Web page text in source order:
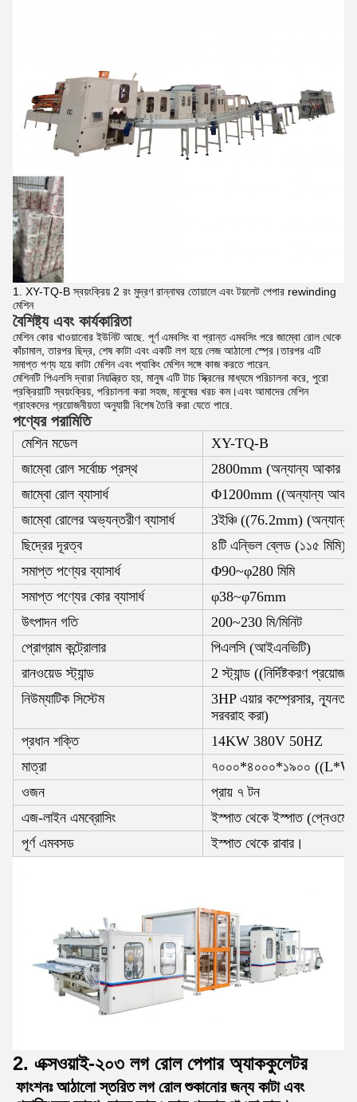
1. XY-TQ-B স্বয়ংক্রিয় 2 রং মুদ্রণ রান্নাঘর তোয়ালে এবং টয়লেট পেপার rewinding
মেশিন
বৈশিষ্ট্য এবং কার্যকারিতা
মেশিন কোর খাওয়ানোর ইউনিট আছে. পূর্ণ এমবসিং বা প্রান্ত এমবসিং পরে জাম্বো রোল থেকে
কাঁচামাল, তারপর ছিদ্র, শেষ কাটা এবং একটি লগ হয়ে লেজ আঠালো স্প্রে।তারপর এটি
সমাপ্ত পণ্য হয়ে কাটা মেশিন এবং প্যাকিং মেশিন সঙ্গে কাজ করতে পারেন.
মেশিনটি পিএলসি দ্বারা নিয়ন্ত্রিত হয়, মানুষ এটি টাচ স্ক্রিনের মাধ্যমে পরিচালনা করে, পুরো
প্রক্রিয়াটি স্বয়ংক্রিয়, পরিচালনা করা সহজ, মানুষের খরচ কম।এবং আমাদের মেশিন
গ্রাহকদের প্রয়োজনীয়তা অনুযায়ী বিশেষ তৈরি করা যেতে পারে.
পণ্যের পরামিতি
মেশিন মডেল
XY-TQ-B
জাম্বো রোল সর্বোচ্চ প্রস্থ
2800mm (অন্যান্য আকার
জাম্বো রোল ব্যাসার্ধ
Φ1200mm ((অন্যান্য আকার
জাম্বো রোলের অভ্যন্তরীণ ব্যাসার্ধ
3ইঞ্চি ((76.2mm) (অন্যান্য
ছিদ্রের দূরত্ব
৪টি এন্ভিল ব্লেড (১১৫ মিমি)
সমাপ্ত পণ্যের ব্যাসার্ধ
Φ90~φ280 মিমি
সমাপ্ত পণ্যের কোর ব্যাসার্ধ
φ38~φ76mm
উৎপাদন গতি
200~230 মি/মিনিট
প্রোগ্রাম কন্ট্রোলার
পিএলসি (আইএনভিটি)
রানওয়েড স্ট্যান্ড
2 স্ট্যান্ড ((নির্দিষ্টকরণ প্রয়োজন)
নিউম্যাটিক সিস্টেম
3HP এয়ার কম্প্রেসার, ন্যূনতম
সরবরাহ করা)
প্রধান শক্তি
14KW 380V 50HZ
মাত্রা
৭০০০*৪০০০*১৯০০
ওজন
প্রায় ৭ টন
এজ-লাইন এমব্রোসিং
ইস্পাত থেকে ইস্পাত
পূর্ণ এমবসড
ইস্পাত থেকে রাবার।
2. এক্সওয়াই-২০৩ লগ রোল পেপার অ্যাককুলেটর
ফাংশনঃ আঠালো স্তরিত লগ রোল শুকানোর জন্য কাটা এবং